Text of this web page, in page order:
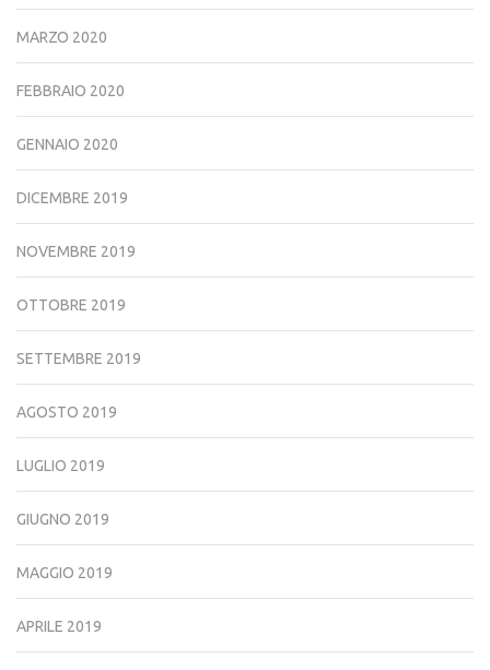
MARZO 2020
FEBBRAIO 2020
GENNAIO 2020
DICEMBRE 2019
NOVEMBRE 2019
OTTOBRE 2019
SETTEMBRE 2019
AGOSTO 2019
LUGLIO 2019
GIUGNO 2019
MAGGIO 2019
APRILE 2019